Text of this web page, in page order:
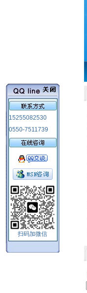
15255082530
0550-7511739
扫码加微信